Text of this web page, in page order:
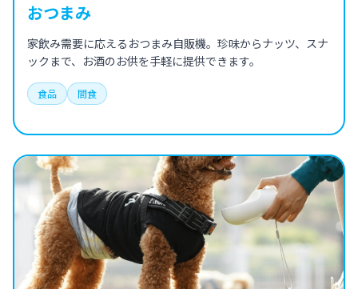
おつまみ
家飲み需要に応えるおつまみ自販機。珍味からナッツ、スナ
ックまで、お酒のお供を手軽に提供できます。
食品 間食